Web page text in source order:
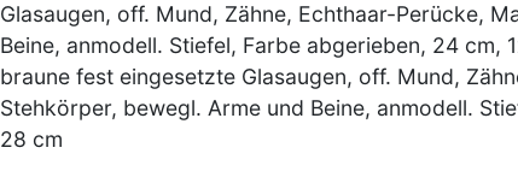
Glasaugen, off. Mund, Zähne, Echthaar-Perücke,
Beine, anmodell. Stiefel, Farbe abgerieben, 24 cm,
braune fest eingesetzte Glasaugen, off. Mund,
Stehkörper, bewegl. Arme und Beine, anmodell.
28 cm